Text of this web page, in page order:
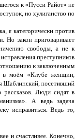
к «Пусси Райот» не
но хулиганство по
я категорически против
закон приговаривает
свободы, а не к
преступников
отношению к заключенным
в моём «Клубе женщин,
Шаблинский, посетивший
Люди сидят в
А ведь задача
исправиться. Ведь то,
и счастливее. Конечно,